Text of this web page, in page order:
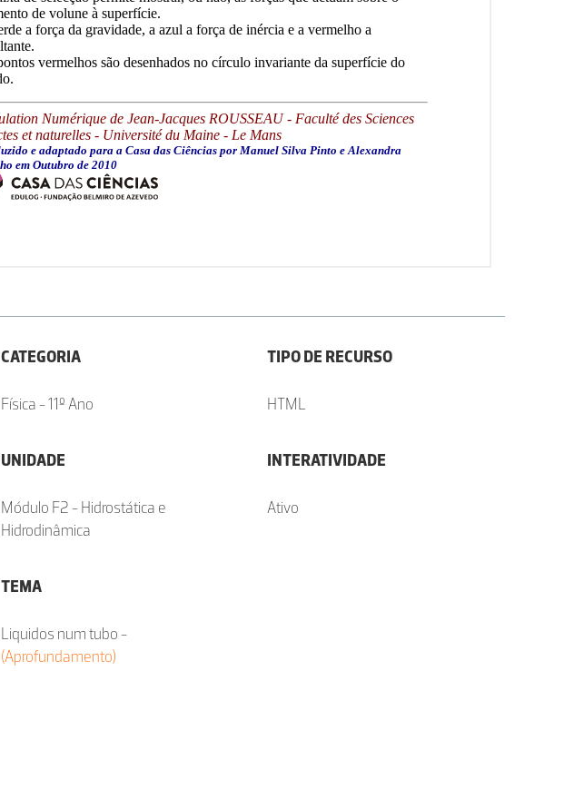
CATEGORIA
Física - 11º Ano
UNIDADE
Módulo F2 - Hidrostática e
Hidrodinâmica
TEMA
Liquidos num tubo -
(Aprofundamento)
TIPO DE RECURSO
HTML
INTERATIVIDADE
Ativo